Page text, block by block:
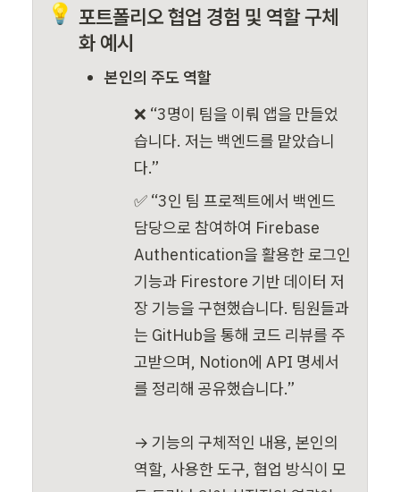
💡 포트폴리오 협업 경험 및 역할 구체
화 예시
본인의 주도 역할
❌ “3명이 팀을 이뤄 앱을 만들었
습니다. 저는 백엔드를 맡았습니
다.”
✅ “3인 팀 프로젝트에서 백엔드
담당으로 참여하여 Firebase
Authentication을 활용한 로그인
기능과 Firestore 기반 데이터 저
장 기능을 구현했습니다. 팀원들과
는 GitHub을 통해 코드 리뷰를 주
고받으며, Notion에 API 명세서
를 정리해 공유했습니다.”
→ 기능의 구체적인 내용, 본인의
역할, 사용한 도구, 협업 방식이 모